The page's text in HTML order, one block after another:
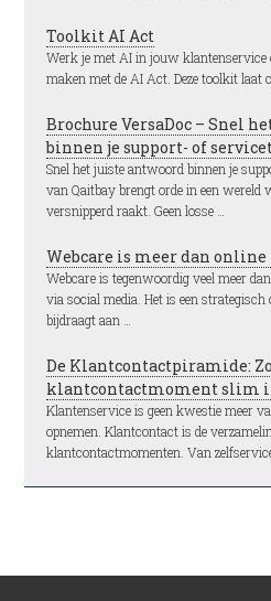
Toolkit AI Act
Werk je met AI in jouw klantenservice
maken met de AI Act. Deze toolkit laat
Brochure VersaDoc – Snel
binnen je support- of
Snel het juiste antwoord binnen je
van Qaitbay brengt orde in een
versnipperd raakt. Geen losse …
Webcare is meer dan
Webcare is tegenwoordig veel meer
via social media. Het is een strategisch
bijdraagt aan …
De Klantcontactpiramide:
klantcontactmoment slim
Klantenservice is geen kwestie meer
opnemen. Klantcontact is de
klantcontactmomenten. Van